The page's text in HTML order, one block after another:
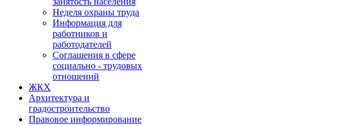
Неделя охраны труда
Информация для
работников и
работодателей
Соглашения в сфере
социально - трудовых
отношений
ЖКХ
Архитектура и
градостроительство
Правовое информирование